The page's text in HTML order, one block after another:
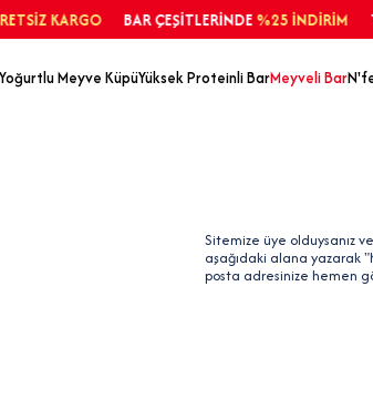
KARGO BAR ÇEŞİTLERİNDE%25 İNDİRİM TÜM
Yoğurtlu Meyve KüpüYüksek Proteinli BarMeyveli Bar
Sitemize üye olduysanız
aşağıdaki alana yazarak
posta adresinize hemen